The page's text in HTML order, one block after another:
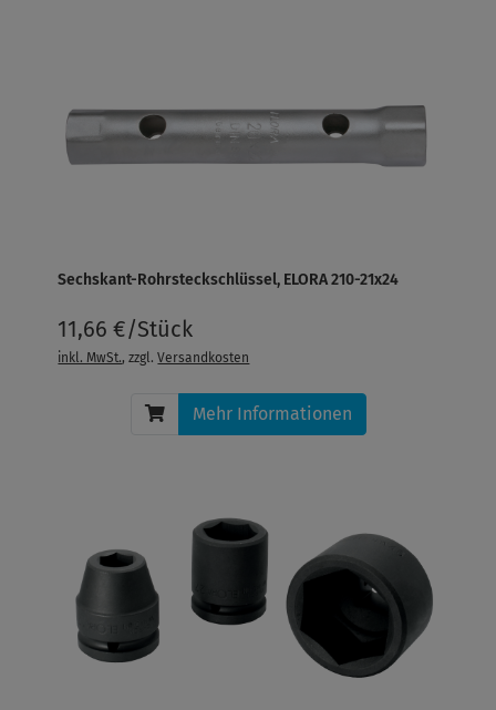
Sechskant-Rohrsteckschlüssel, ELORA 210-21x24
11,66 €/Stück
inkl. MwSt., zzgl.Versandkosten
Mehr Informationen